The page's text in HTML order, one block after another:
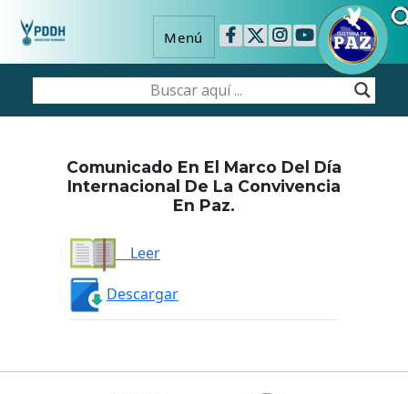
Menú
Comunicado En El Marco Del Día
Internacional De La Convivencia
En Paz.
Leer
Descargar